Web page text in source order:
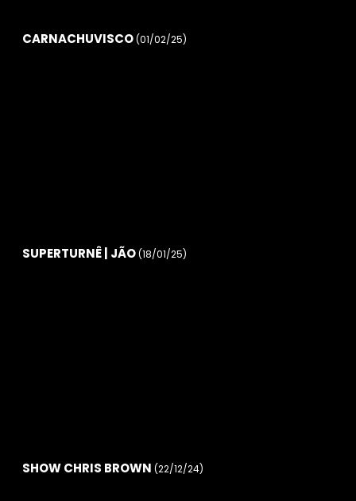
CARNACHUVISCO(01/02/25)
SUPERTURNÊ | JÃO(18/01/25)
SHOW CHRIS BROWN (22/12/24)